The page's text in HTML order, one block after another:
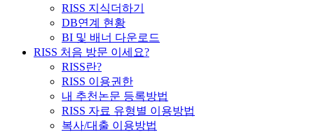
RISS 지식더하기
DB연계 현황
BI 및 배너 다운로드
RISS 처음 방문 이세요?
RISS란?
RISS 이용권한
내 추천논문 등록방법
RISS 자료 유형별 이용방법
복사/대출 이용방법